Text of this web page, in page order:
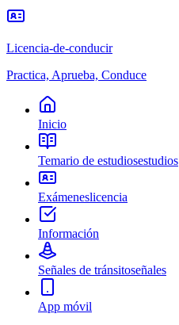
Licencia-de-conducir
Practica, Aprueba, Conduce
Inicio
Temario de estudiosestudios
Exámeneslicencia
Información
Señales de tránsitoseñales
App móvil